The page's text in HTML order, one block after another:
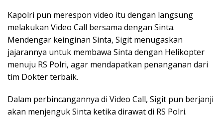
Kapolri pun merespon video itu dengan langsung
melakukan Video Call bersama dengan Sinta.
Mendengar keinginan Sinta, Sigit menugaskan
jajarannya untuk membawa Sinta dengan Helikopter
menuju RS Polri, agar mendapatkan penanganan dari
tim Dokter terbaik.
Dalam perbincangannya di Video Call, Sigit pun berjanji
akan menjenguk Sinta ketika dirawat di RS Polri.